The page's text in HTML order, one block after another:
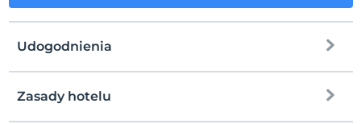
Udogodnienia
Zasady hotelu